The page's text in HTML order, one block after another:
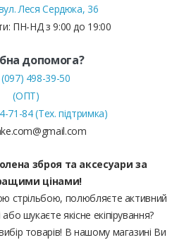
Леся Сердюка, 36
ПН-НД з 9:00 до 19:00
допомога?
498-39-50
(ОПТ)
71-84 (Тех. підтримка)
зброя та аксесуари за
цінами!
стрільбою, полюбляєте активний
шукаєте якісне екіпірування?
товарів! В нашому магазині Ви